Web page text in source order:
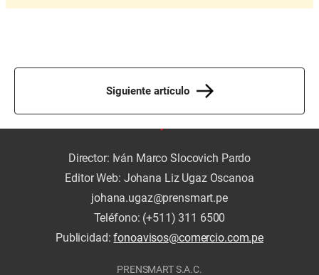
Siguiente artículo
Director: Iván Marco Slocovich Pardo
Editor Web: Johana Liz Ugaz Oscanoa
johana.ugaz@prensmart.pe
Teléfono: (+511) 311 6500
Publicidad:fonoavisos@comercio.com.pe
PRENSMART S.A.C.